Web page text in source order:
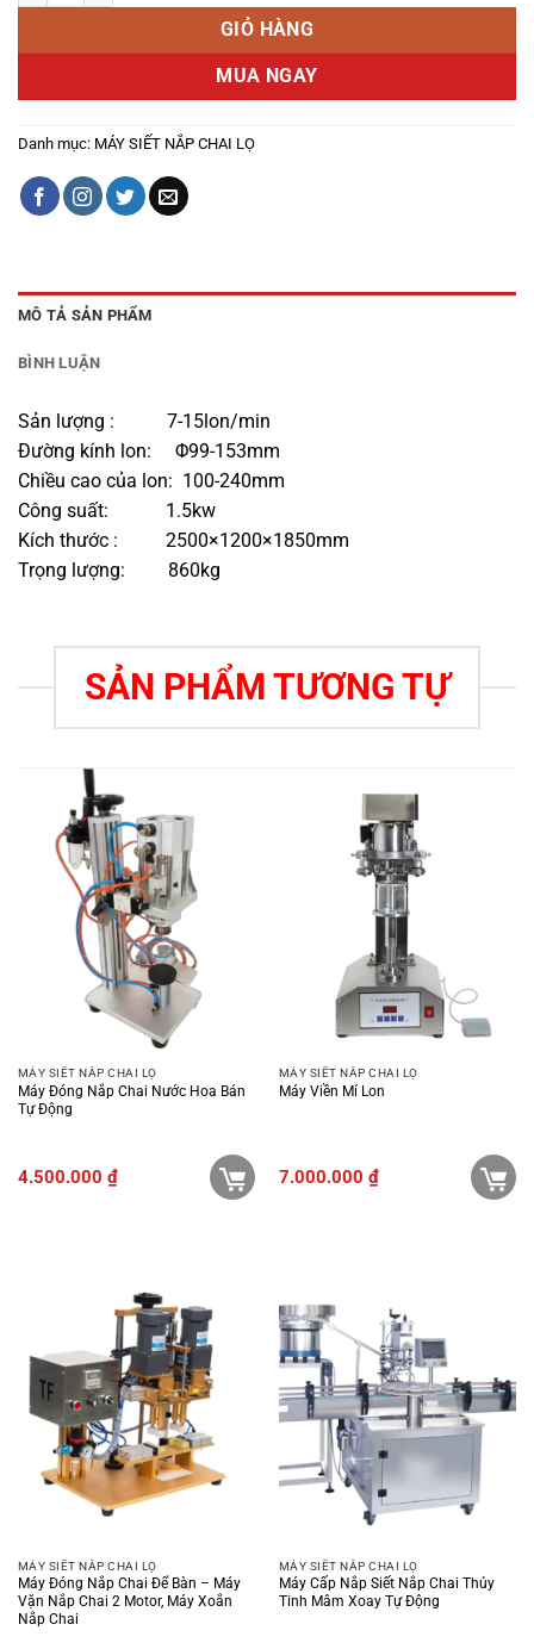
GIỎ HÀNG
MUA NGAY
Danh mục: MÁY SIẾT NẮP CHAI LỌ
MÔ TẢ SẢN PHẨM
BÌNH LUẬN
Sản lượng : 7-15lon/min
Đường kính lon: Φ99-153mm
Chiều cao của lon: 100-240mm
Công suất: 1.5kw
Kích thước : 2500×1200×1850mm
Trọng lượng: 860kg
SẢN PHẨM TƯƠNG TỰ
MÁY SIẾT NẮP CHAI LỌ
Máy Đóng Nắp Chai Nước Hoa Bán
Tự Động
4.500.000 ₫
MÁY SIẾT NẮP CHAI LỌ
Máy Viền Mí Lon
7.000.000 ₫
MÁY SIẾT NẮP CHAI LỌ
Máy Đóng Nắp Chai Để Bàn – Máy
Vặn Nắp Chai 2 Motor, Máy Xoắn
Nắp Chai
MÁY SIẾT NẮP CHAI LỌ
Máy Cấp Nắp Siết Nắp Chai Thủy
Tinh Mâm Xoay Tự Động